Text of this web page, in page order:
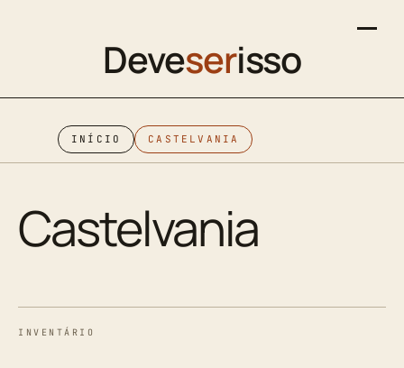
Deveserisso
INÍCIO CASTELVANIA
Castelvania
INVENTÁRIO